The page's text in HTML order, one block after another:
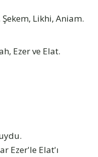
Likhi, Aniam.
Ezer ve Elat.
Ezer'le Elat'ı